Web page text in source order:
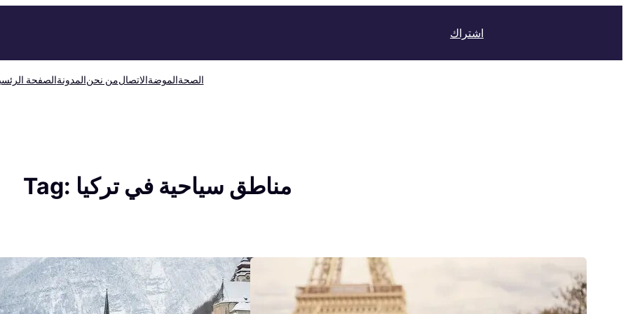
اشتراك
الصفحةالمدونةمن نحنالاتصالالموضةالصحة
Tag: مناطق سياحية في تركيا